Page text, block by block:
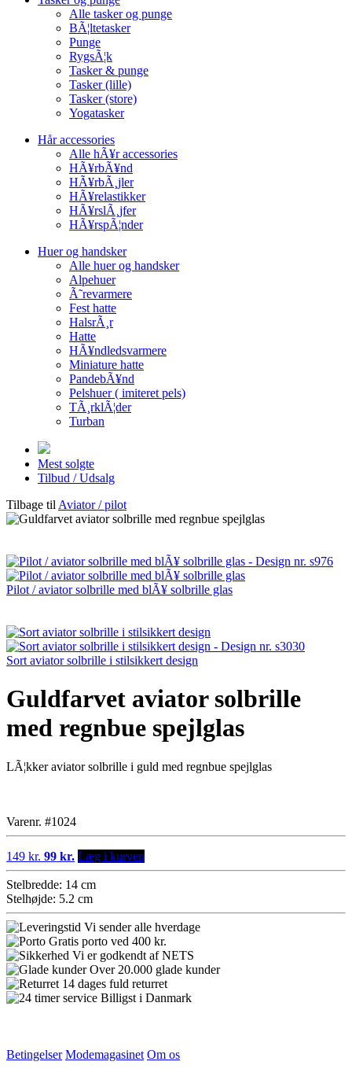
Alle tasker og punge
BÃ¦ltetasker
Punge
RygsÃ¦k
Tasker & punge
Tasker (lille)
Tasker (store)
Yogatasker
Hår accessories
Alle hÃ¥r accessories
HÃ¥rbÃ¥nd
HÃ¥rbÃ¸jler
HÃ¥relastikker
HÃ¥rslÃ¸jfer
HÃ¥rspÃ¦nder
Huer og handsker
Alle huer og handsker
Alpehuer
Ã˜revarmere
Fest hatte
HalsrÃ¸r
Hatte
HÃ¥ndledsvarmere
Miniature hatte
PandebÃ¥nd
Pelshuer ( imiteret pels)
TÃ¸rklÃ¦der
Turban
Mest solgte
Tilbud / Udsalg
Tilbage til Aviator / pilot
Pilot / aviator solbrille med blÃ¥ solbrille glas
Sort aviator solbrille i stilsikkert design
Guldfarvet aviator solbrille
med regnbue spejlglas
LÃ¦kker aviator solbrille i guld med regnbue spejlglas
Varenr. #1024
149 kr. 99 kr. Læg i kurven
Stelbredde: 14 cm
Stelhøjde: 5.2 cm
Vi sender alle hverdage
Gratis porto ved 400 kr.
Vi er godkendt af NETS
Over 20.000 glade kunder
14 dages fuld returret
Billigst i Danmark
Betingelser Modemagasinet Om os